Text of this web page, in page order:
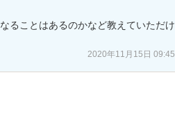
ることはあるのかなど教えていただけ
2020年11月15日 09:45